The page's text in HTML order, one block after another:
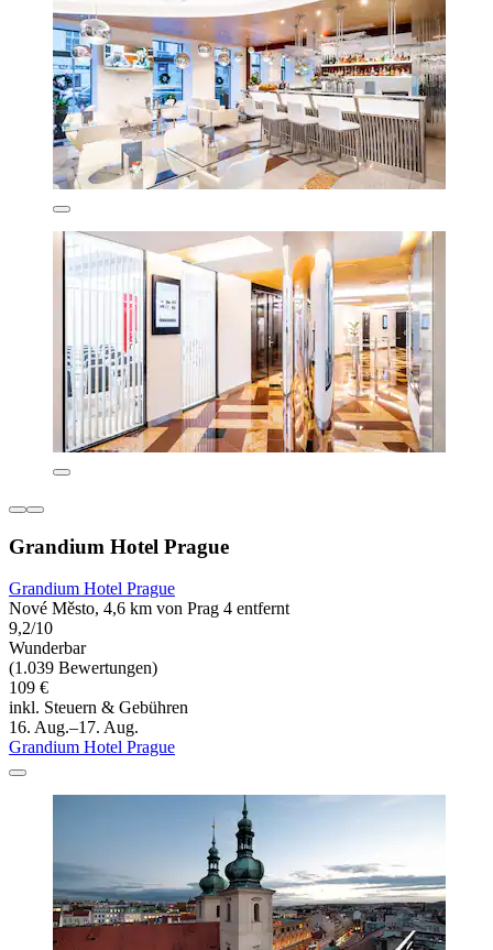
Grandium Hotel Prague
Grandium Hotel Prague
Nové Město, 4,6 km von Prag 4 entfernt
9,2/10
Wunderbar
(1.039 Bewertungen)
109 €
inkl. Steuern & Gebühren
16. Aug.–17. Aug.
Grandium Hotel Prague